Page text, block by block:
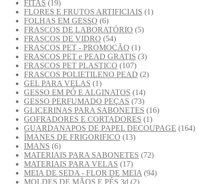
FITAS (19)
FLORES E FRUTOS ARTIFICIAIS (1)
FOLHAS EM GESSO (6)
FRASCOS DE LABORATÓRIO (5)
FRASCOS DE VIDRO (54)
FRASCOS PET - PROMOÇÃO (1)
FRASCOS PET e PEAD GRATIS (3)
FRASCOS PET PLASTICO (107)
FRASCOS POLIETILENO PEAD (2)
GEL PARA VELAS (1)
GESSO EM PÓ E ALGINATOS (14)
GESSO PERFUMADO PEÇAS (73)
GLICERINAS PARA SABONETES (16)
GOFRADORES E CORTADORES (1)
GUARDANAPOS DE PAPEL DECOUPAGE (164)
ÍMANES DE FRIGORIFICO (13)
IMANS (6)
MATERIAIS PARA SABONETES (72)
MATERIAIS PARA VELAS (17)
MEIA DE SEDA - FLOR DE MEIA (94)
MOLDES DE MÃOS E PÉS 3d (2)